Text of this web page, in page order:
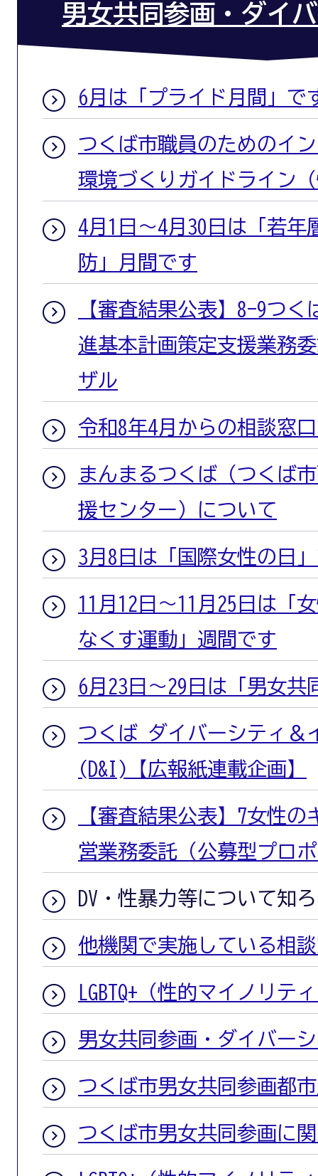
男女共同参画・ダイ
6月は「プライド月間」で
つくば市職員のためのイ
環境づくりガイドライン
4月1日～4月30日は「若年
防」月間です
【審査結果公表】8-9つ
進基本計画策定支援業務
ザル
令和8年4月からの相談窓
まんまるつくば（つくば
援センター）について
3月8日は「国際女性の日
11月12日～11月25日は「
なくす運動」週間です
6月23日～29日は「男女共
つくば ダイバーシティ＆
(D&I)【広報紙連載企画】
【審査結果公表】7女性
営業務委託（公募型プロ
DV・性暴力等について知
他機関で実施している相
LGBTQ+（性的マイノリテ
男女共同参画・ダイバーシ
つくば市男女共同参画都
つくば市男女共同参画に